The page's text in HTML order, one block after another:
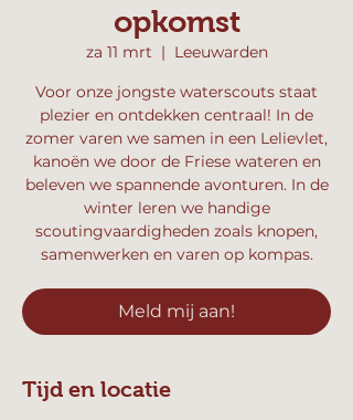
opkomst
za 11 mrt
  |
Leeuwarden
Voor onze jongste waterscouts staat
plezier en ontdekken centraal! In de
zomer varen we samen in een Lelievlet,
kanoën we door de Friese wateren en
beleven we spannende avonturen. In de
winter leren we handige
scoutingvaardigheden zoals knopen,
samenwerken en varen op kompas.
Meld mij aan!
Tijd en locatie